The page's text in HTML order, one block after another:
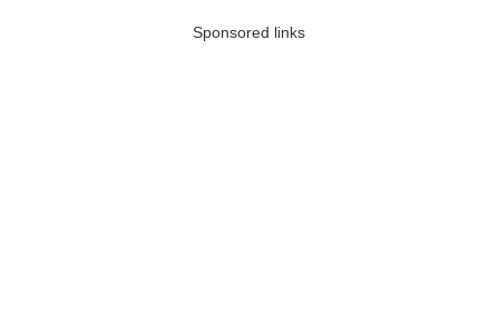
Sponsored links